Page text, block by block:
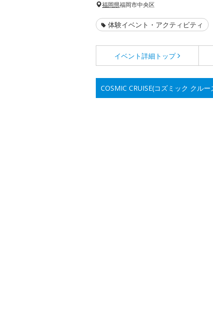
福岡県福岡市中央区
体験イベント・アクティビティ
イベント詳細 トップ
COSMIC CRUISE(コズミック クル